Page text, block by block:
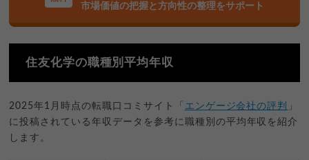
市場価値の把握と方向性の整理をサポート
住友化学の職種別平均年収
2025年1月時点の転職口コミサイト「 エンゲージ会社の評判
」
に投稿されている年収データを参考に職種別の平均年収を紹介
します。